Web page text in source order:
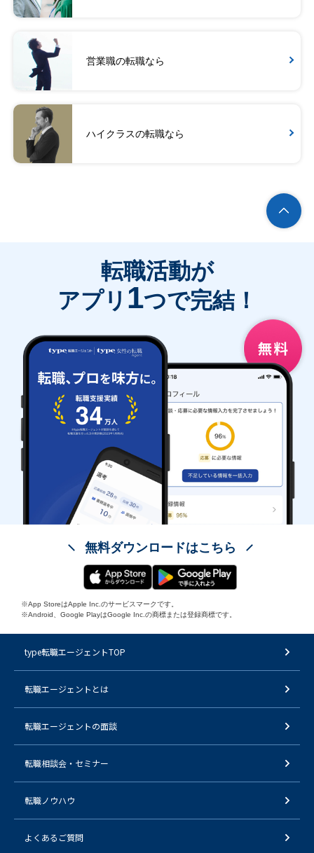
営業職の転職なら
ハイクラスの転職なら
転職活動が
アプリ 1つで完結！
無料ダウンロードはこちら
※App StoreはApple Inc.のサービスマークです。
※Android、Google PlayはGoogle Inc.の商標または登録商標です。
type転職エージェントTOP
転職エージェントとは
転職エージェントの面談
転職相談会・セミナー
転職ノウハウ
よくあるご質問